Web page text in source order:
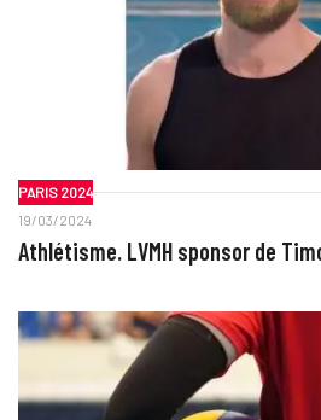
PARIS 2024
19/03/2024
Athlétisme. LVMH sponsor de